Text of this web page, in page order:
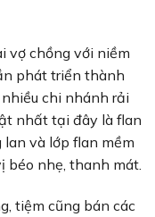
vợ chồng với niềm
phát triển thành
chi nhánh rải
nhất tại đây là flan
và lớp flan mềm
béo nhẹ, thanh mát.
tiệm cũng bán các